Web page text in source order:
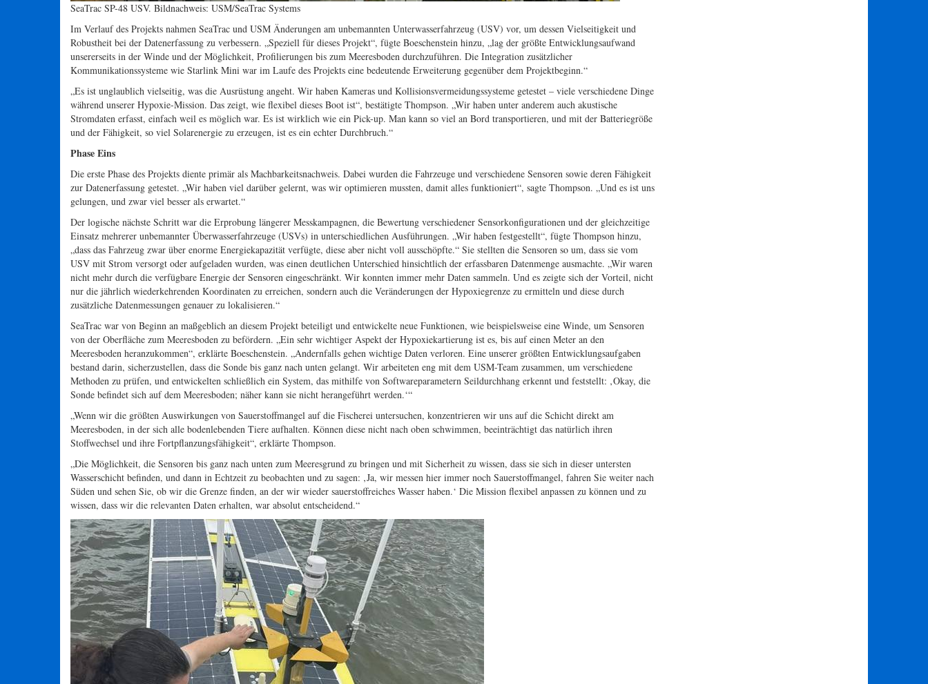
SeaTrac SP-48 USV. Bildnachweis: USM/SeaTrac Systems
Im Verlauf des Projekts nahmen SeaTrac und USM Änderungen am unbemannten Unterwasserfahrzeug (USV) vor, um dessen Vielseitigkeit und
Robustheit bei der Datenerfassung zu verbessern. „Speziell für dieses Projekt“, fügte Boeschenstein hinzu, „lag der größte Entwicklungsaufwand
unsererseits in der Winde und der Möglichkeit, Profilierungen bis zum Meeresboden durchzuführen. Die Integration zusätzlicher
Kommunikationssysteme wie Starlink Mini war im Laufe des Projekts eine bedeutende Erweiterung gegenüber dem Projektbeginn.“
„Es ist unglaublich vielseitig, was die Ausrüstung angeht. Wir haben Kameras und Kollisionsvermeidungssysteme getestet – viele verschiedene Dinge
während unserer Hypoxie-Mission. Das zeigt, wie flexibel dieses Boot ist“, bestätigte Thompson. „Wir haben unter anderem auch akustische
Stromdaten erfasst, einfach weil es möglich war. Es ist wirklich wie ein Pick-up. Man kann so viel an Bord transportieren, und mit der Batteriegröße
und der Fähigkeit, so viel Solarenergie zu erzeugen, ist es ein echter Durchbruch.“
Phase Eins
Die erste Phase des Projekts diente primär als Machbarkeitsnachweis. Dabei wurden die Fahrzeuge und verschiedene Sensoren sowie deren Fähigkeit
zur Datenerfassung getestet. „Wir haben viel darüber gelernt, was wir optimieren mussten, damit alles funktioniert“, sagte Thompson. „Und es ist uns
gelungen, und zwar viel besser als erwartet.“
Der logische nächste Schritt war die Erprobung längerer Messkampagnen, die Bewertung verschiedener Sensorkonfigurationen und der gleichzeitige
Einsatz mehrerer unbemannter Überwasserfahrzeuge (USVs) in unterschiedlichen Ausführungen. „Wir haben festgestellt“, fügte Thompson hinzu,
„dass das Fahrzeug zwar über enorme Energiekapazität verfügte, diese aber nicht voll ausschöpfte.“ Sie stellten die Sensoren so um, dass sie vom
USV mit Strom versorgt oder aufgeladen wurden, was einen deutlichen Unterschied hinsichtlich der erfassbaren Datenmenge ausmachte. „Wir waren
nicht mehr durch die verfügbare Energie der Sensoren eingeschränkt. Wir konnten immer mehr Daten sammeln. Und es zeigte sich der Vorteil, nicht
nur die jährlich wiederkehrenden Koordinaten zu erreichen, sondern auch die Veränderungen der Hypoxiegrenze zu ermitteln und diese durch
zusätzliche Datenmessungen genauer zu lokalisieren.“
SeaTrac war von Beginn an maßgeblich an diesem Projekt beteiligt und entwickelte neue Funktionen, wie beispielsweise eine Winde, um Sensoren
von der Oberfläche zum Meeresboden zu befördern. „Ein sehr wichtiger Aspekt der Hypoxiekartierung ist es, bis auf einen Meter an den
Meeresboden heranzukommen“, erklärte Boeschenstein. „Andernfalls gehen wichtige Daten verloren. Eine unserer größten Entwicklungsaufgaben
bestand darin, sicherzustellen, dass die Sonde bis ganz nach unten gelangt. Wir arbeiteten eng mit dem USM-Team zusammen, um verschiedene
Methoden zu prüfen, und entwickelten schließlich ein System, das mithilfe von Softwareparametern Seildurchhang erkennt und feststellt: ‚Okay, die
Sonde befindet sich auf dem Meeresboden; näher kann sie nicht herangeführt werden.‘“
„Wenn wir die größten Auswirkungen von Sauerstoffmangel auf die Fischerei untersuchen, konzentrieren wir uns auf die Schicht direkt am
Meeresboden, in der sich alle bodenlebenden Tiere aufhalten. Können diese nicht nach oben schwimmen, beeinträchtigt das natürlich ihren
Stoffwechsel und ihre Fortpflanzungsfähigkeit“, erklärte Thompson.
„Die Möglichkeit, die Sensoren bis ganz nach unten zum Meeresgrund zu bringen und mit Sicherheit zu wissen, dass sie sich in dieser untersten
Wasserschicht befinden, und dann in Echtzeit zu beobachten und zu sagen: ‚Ja, wir messen hier immer noch Sauerstoffmangel, fahren Sie weiter nach
Süden und sehen Sie, ob wir die Grenze finden, an der wir wieder sauerstoffreiches Wasser haben.‘ Die Mission flexibel anpassen zu können und zu
wissen, dass wir die relevanten Daten erhalten, war absolut entscheidend.“